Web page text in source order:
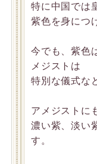
特に中国では
紫色を身につ
今でも、紫色
メジストは
特別な儀式な
アメジストに
濃い紫、淡い
す。